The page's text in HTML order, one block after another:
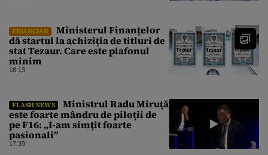
FINANCIAR
Ministerul Finanțelor
dă startul la achiziția de titluri de
stat Tezaur. Care este plafonul
minim
18:13
FLASH NEWS
Ministrul Radu Miruţă
este foarte mândru de piloţii de
pe F16: „I-am simţit foarte
pasionali”
17:39